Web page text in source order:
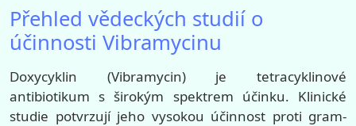
Přehled vědeckých studií o
účinnosti Vibramycinu
Doxycyklin (Vibramycin) je tetracyklinové
antibiotikum s širokým spektrem účinku. Klinické
studie potvrzují jeho vysokou účinnost proti gram-